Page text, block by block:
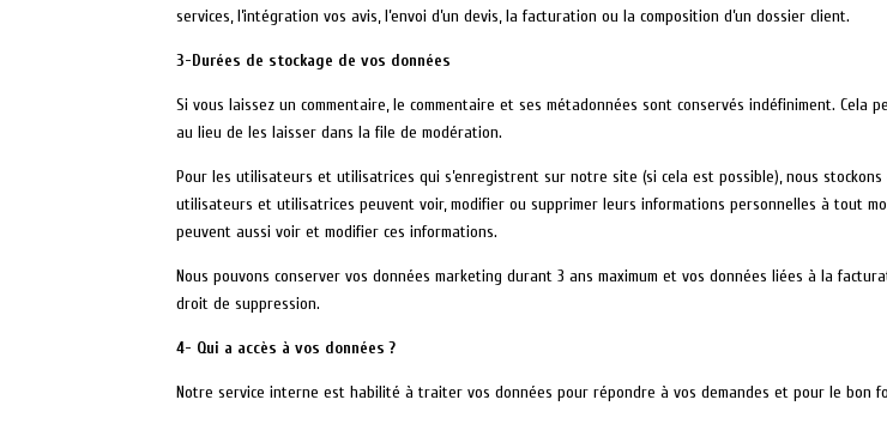
services, l’intégration vos avis, l’envoi d’un devis, la facturation ou la composition d’un dossier client.
3-Durées de stockage de vos données
Si vous laissez un commentaire, le commentaire et ses métadonnées sont conservés indéfiniment.
au lieu de les laisser dans la file de modération.
Pour les utilisateurs et utilisatrices qui s’enregistrent sur notre site (si cela est possible), nous
utilisateurs et utilisatrices peuvent voir, modifier ou supprimer leurs informations personnelles à tout
peuvent aussi voir et modifier ces informations.
Nous pouvons conserver vos données marketing durant 3 ans maximum et vos données liées à la
droit de suppression.
4- Qui a accès à vos données ?
Notre service interne est habilité à traiter vos données pour répondre à vos demandes et pour le bon